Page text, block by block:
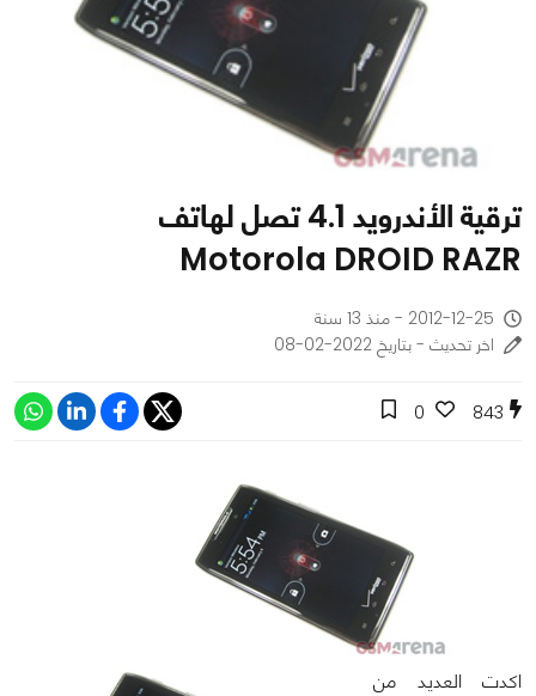
ترقية الأندرويد 4.1 تصل لهاتف
Motorola DROID RAZR
2012-12-25 - منذ 13 سنة
اخر تحديث - بتاريخ 2022-02-08
843
0
اكدت العديد من